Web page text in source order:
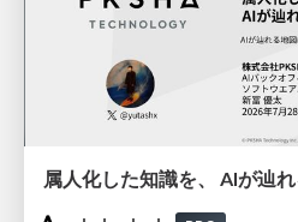
属人化した知識を、 AIが辿